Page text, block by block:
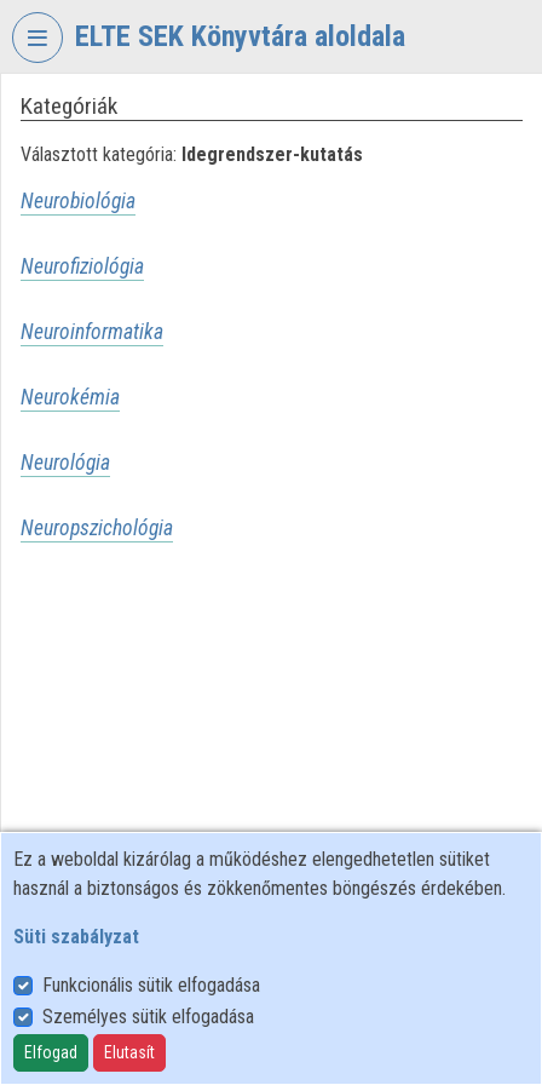
Fejléc kihagyása
ELTE SEK Könyvtára aloldala
VIDEO
EKL
KÖNYVTÁR
ÉS
Bejelentkezés
Intézményi felfedezés
Kategóriák
Kategóriák
Választott kategória: Idegrendszer-kutatás
Neurobiológia
Neurofiziológia
Neuroinformatika
Neurokémia
Neurológia
Neuropszichológia
Felhasználói szabályzat
Adatkezelési tájékoztató
Süti szabályzat
Ez a weboldal kizárólag a működéshez elengedhetetlen sütiket
használ a biztonságos és zökkenőmentes böngészés érdekében.
Süti szabályzat
Funkcionális sütik elfogadása
Személyes sütik elfogadása
Elfogad Elutasít